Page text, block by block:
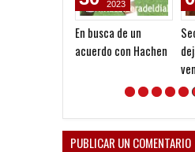
En busca de un
acuerdo con Hachen
2023
PUBLICAR UN COMENTARIO